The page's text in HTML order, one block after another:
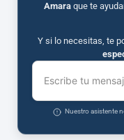
Amaraque te
Y si lo necesitas, te
Escribe tu
Nuestro asistente